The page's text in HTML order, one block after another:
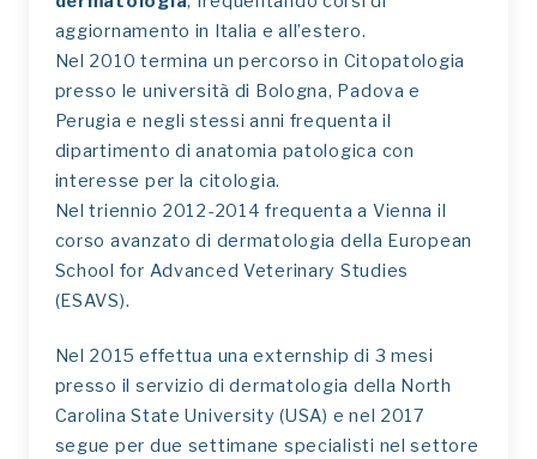
aggiornamento in Italia e all’estero.
Nel 2010 termina un percorso in Citopatologia
presso le università di Bologna, Padova e
Perugia e negli stessi anni frequenta il
dipartimento di anatomia patologica con
interesse per la citologia.
Nel triennio 2012-2014 frequenta a Vienna il
corso avanzato di dermatologia della European
School for Advanced Veterinary Studies
(ESAVS).
Nel 2015 effettua una externship di 3 mesi
presso il servizio di dermatologia della North
Carolina State University (USA) e nel 2017
segue per due settimane specialisti nel settore